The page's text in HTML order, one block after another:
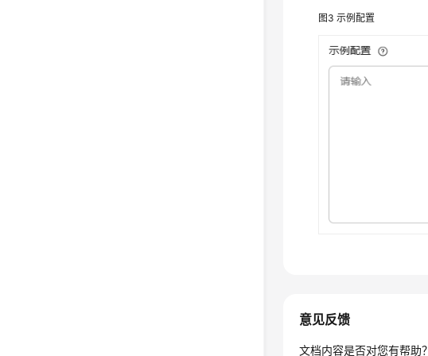
图3示例配置
意见反馈
文档内容是否对您有帮助？